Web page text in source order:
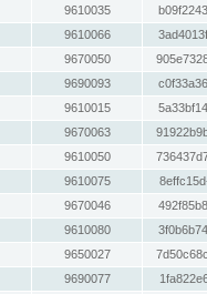
9610035
9610066
9670050
9690093
9610015
9670063
9610050
9610075
9670046
9610080
9650027
9690077